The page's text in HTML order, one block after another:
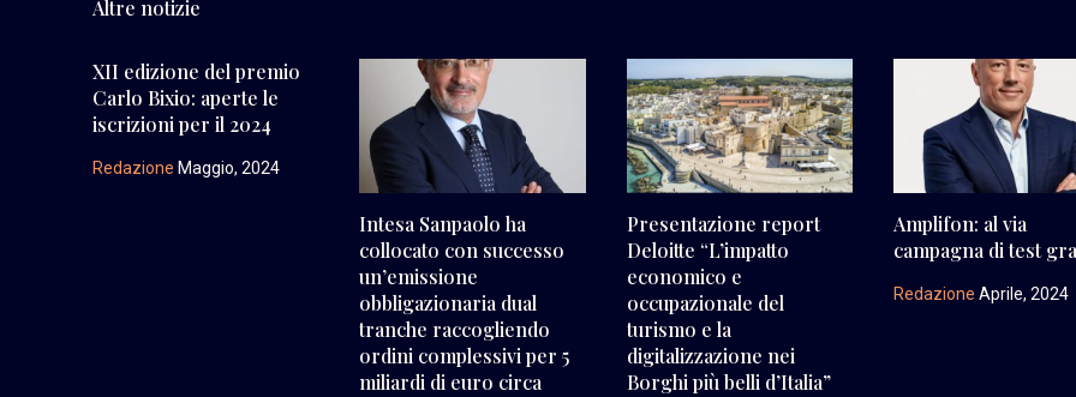
Altre notizie
XII edizione del premio
Carlo Bixio: aperte le
iscrizioni per il 2024
Redazione Maggio, 2024
Intesa Sanpaolo ha
collocato con successo
un’emissione
obbligazionaria dual
tranche raccogliendo
ordini complessivi per 5
miliardi di euro circa
Presentazione report
Deloitte “L’impatto
economico e
occupazionale del
turismo e la
digitalizzazione nei
Borghi più belli d’Italia”
Amplifon: al via
campagna di test
Redazione Aprile, 2024